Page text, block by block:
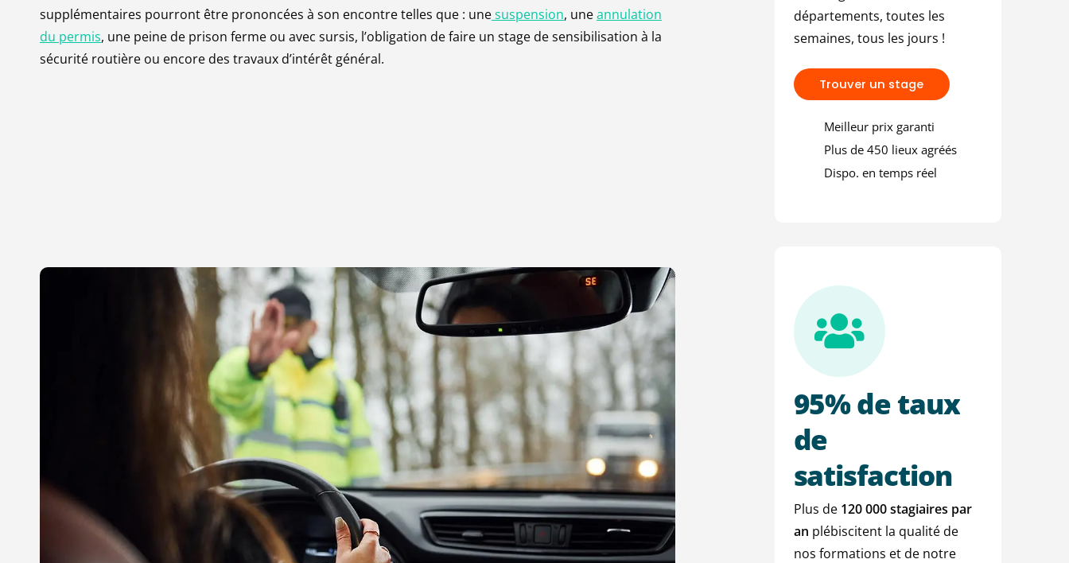
Contester une amende
supplémentaires pourront être prononcées à son encontre telles que : unesuspension, uneannulation
du permis, une peine de prison ferme ou avec sursis, l’obligation de faire un stage de sensibilisation à la
sécurité routière ou encore des travaux d’intérêt général.
départements, toutes les
semaines, tous les jours !
Trouver un stage
Meilleur prix garanti
Plus de 450 lieux agréés
Dispo. en temps réel
95%detaux
de
satisfaction
Plus de 120 000 stagiaires par
an plébiscitent la qualité de
nos formations et de notre